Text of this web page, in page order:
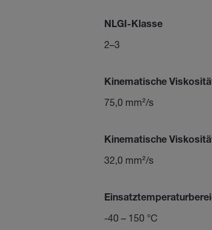
NLGI-Klasse
2–3
Kinematische
75,0 mm²/s
Kinematische
32,0 mm²/s
-40 – 150 °C